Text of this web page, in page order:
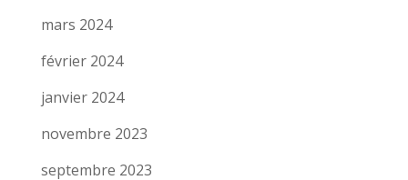
mars 2024
février 2024
janvier 2024
novembre 2023
septembre 2023